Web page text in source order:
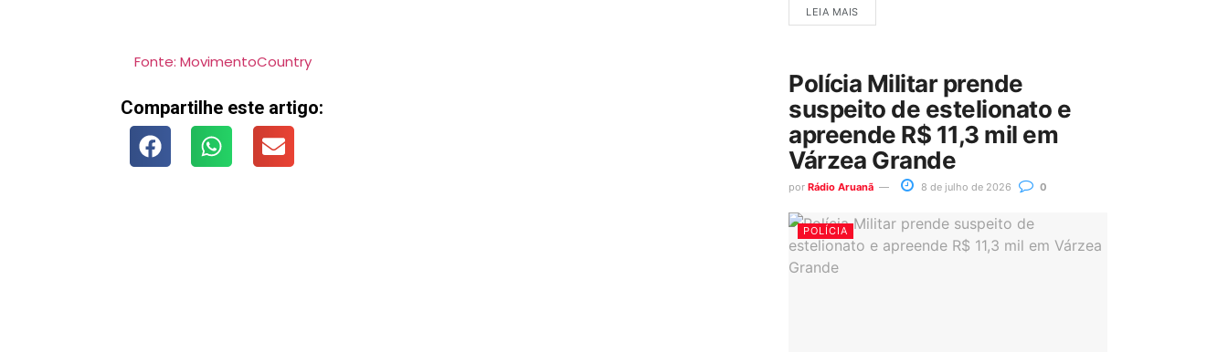
Fonte: MovimentoCountry
Compartilhe este artigo:
LEIA MAIS
Polícia Militar prende
suspeito de estelionato e
apreende R$ 11,3 mil em
Várzea Grande
por Rádio Aruanã 8 de julho de 2026 0
POLÍCIA